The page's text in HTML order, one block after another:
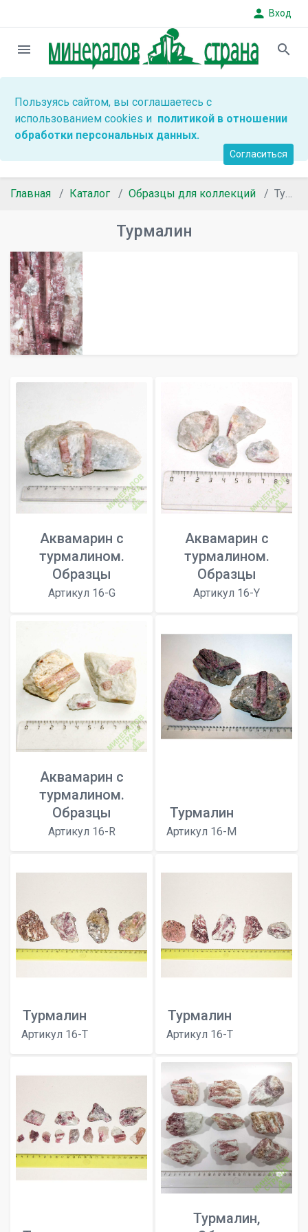
person Вход
menu search
Пользуясь сайтом, вы соглашаетесь с
использованием cookies и политикой в отношении
обработки персональных данных.
Согласиться
Главная Каталог Образцы для коллекций Турмалин
Турмалин
Аквамарин с
турмалином.
Образцы
Артикул 16-G
Аквамарин с
турмалином.
Образцы
Артикул 16-Y
Аквамарин с
турмалином.
Образцы
Артикул 16-R
Турмалин
Артикул 16-M
Турмалин
Артикул 16-T
Турмалин
Артикул 16-T
Турмалин,